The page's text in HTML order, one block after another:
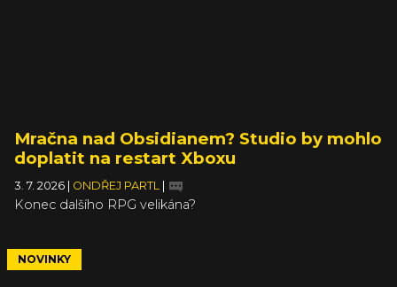
Mračna nad Obsidianem? Studio by mohlo
doplatit na restart Xboxu
3. 7. 2026 ONDŘEJ PARTL
Konec dalšího RPG velikána?
NOVINKY